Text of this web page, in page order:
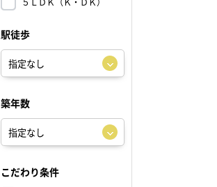
駅徒歩
築年数
こだわり条件